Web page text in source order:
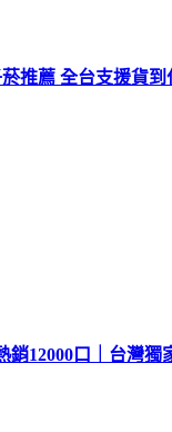
推薦 全台支援貨
12000口｜台灣